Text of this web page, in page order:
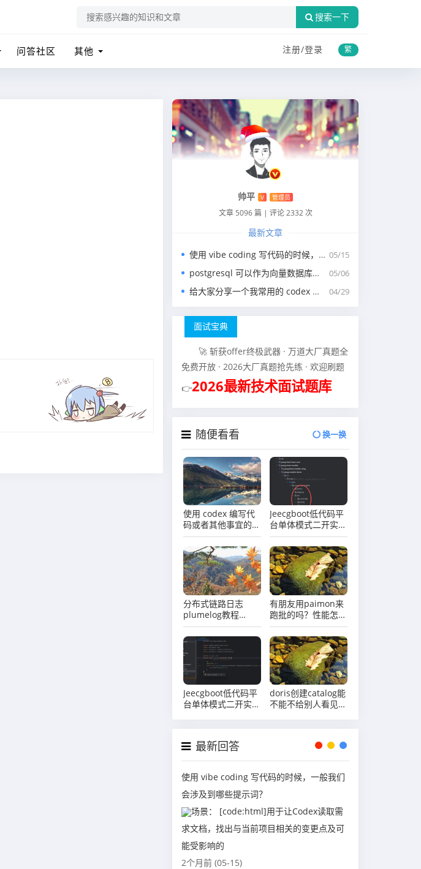
搜索一下
问答社区 其他 注册/登录 繁
帅平 V 管理员
文章 5096 篇 | 评论 2332 次
最新文章
05/15
使用 vibe coding 写代码的时候，一般我们会涉及到哪些提示词？
05/06
postgresql 可以作为向量数据库，那我们安装哪个版本呢？
04/29
给大家分享一个我常用的 codex 中的 agents.md 文件
面试宝典
🚀 斩获offer终极武器 · 万道大厂真题全
免费开放 · 2026大厂真题抢先练 · 欢迎刷题
👉2026最新技术面试题库
随便看看 换一换
使用 codex 编写代
码或者其他事宜的时
候，需要给他添加哪
些协作准则？
Jeecgboot低代码平
台单体模式二开实战
系列（八）后端低代
码二开说明
分布式链路日志
plumelog教程
（三）非接口形式请
求java服务，导致
plumelog没有
traceid怎么办？
有朋友用paimon来
跑批的吗？性能怎么
样？
Jeecgboot低代码平
台单体模式二开实战
doris创建catalog能
不能不给别人看见我
最新回答
使用 vibe coding 写代码的时候，一般我们
会涉及到哪些提示词？
场景： [code:html]用于让Codex读取需
求文档，找出与当前项目相关的变更点及可
能受影响的
2个月前 (05-15)